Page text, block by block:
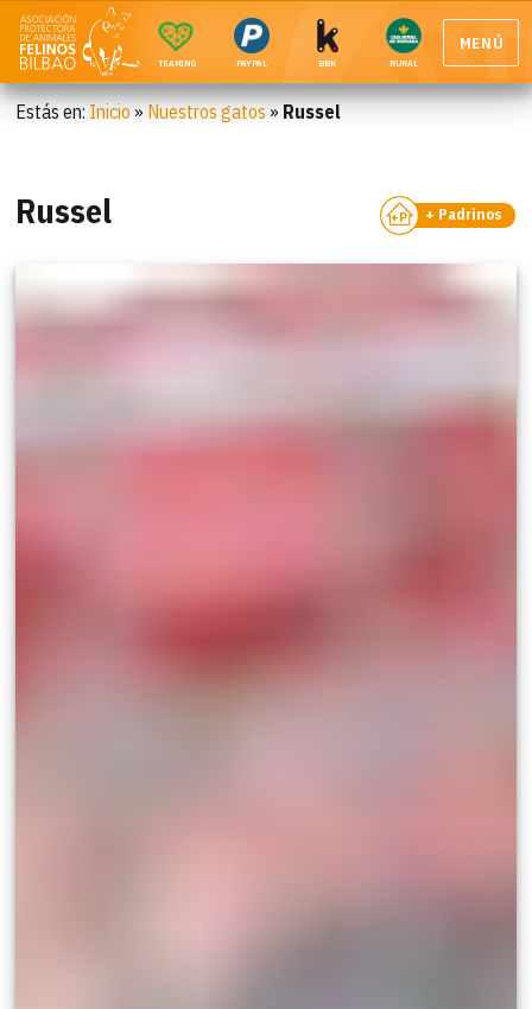
TEAMING PAYPAL BBK RURAL
MENÚ
Estás en: Inicio » Nuestros gatos » Russel
Russel + Padrinos
+P